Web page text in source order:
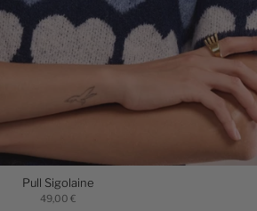
Pull Sigolaine
49,00 €